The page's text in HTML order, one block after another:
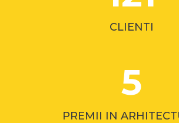
CLIENTI
5
PREMII IN